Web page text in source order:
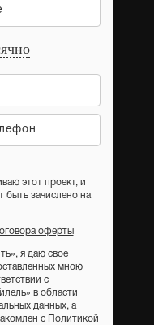
этот проект, и
быть зачислено на
оферты
я даю свое
мною
с
в области
данных, а
с
Политикой